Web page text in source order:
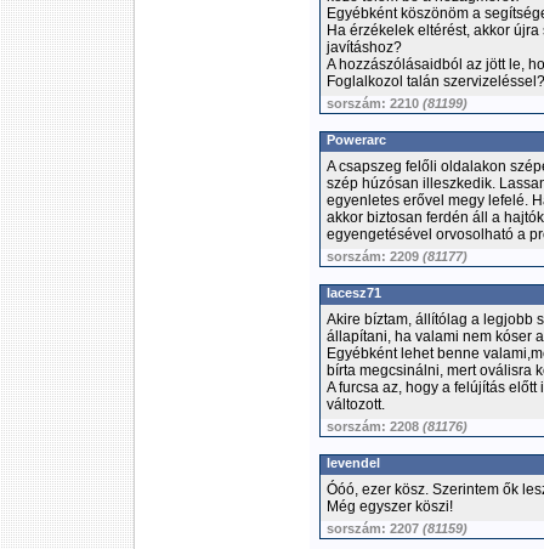
Egyébként köszönöm a
Ha érzékelek eltérést, akkor
javításhoz?
A hozzászólásaidból az jött le,
Foglalkozol talán szervizeléssel?
sorszám: 2210 (81199)
Powerarc
A csapszeg felőli oldalakon
szép húzósan illeszkedik.
egyenletes erővel megy lefelé.
akkor biztosan ferdén áll a
egyengetésével orvosolható a
sorszám: 2209 (81177)
lacesz71
Akire bíztam, állítólag a legjobb
állapítani, ha valami nem kóser
Egyébként lehet benne
bírta megcsinálni, mert oválisra
A furcsa az, hogy a felújítás
változott.
sorszám: 2208 (81176)
levendel
Óóó, ezer kösz. Szerintem ők
Még egyszer köszi!
sorszám: 2207 (81159)